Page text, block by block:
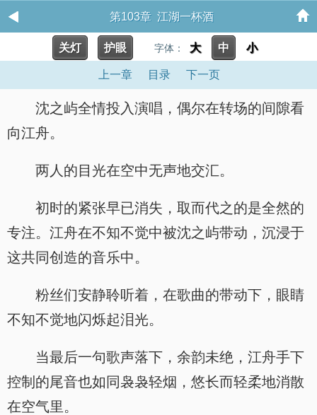
第103章 江湖一杯酒
关灯 护眼 字体： 大 中 小
上一章 目录 下一页
沈之屿全情投入演唱，偶尔在转场的间隙看
向江舟。
两人的目光在空中无声地交汇。
初时的紧张早已消失，取而代之的是全然的
专注。江舟在不知不觉中被沈之屿带动，沉浸于
这共同创造的音乐中。
粉丝们安静聆听着，在歌曲的带动下，眼睛
不知不觉地闪烁起泪光。
当最后一句歌声落下，余韵未绝，江舟手下
控制的尾音也如同袅袅轻烟，悠长而轻柔地消散
在空气里。